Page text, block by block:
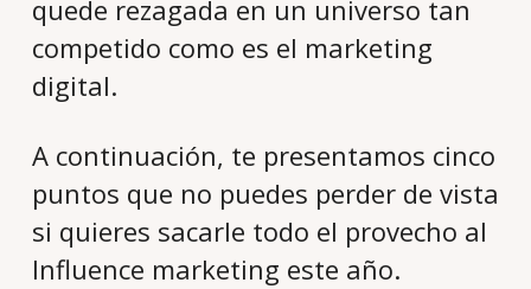
quede rezagada en un universo tan
competido como es el marketing
digital.
A continuación, te presentamos cinco
puntos que no puedes perder de vista
si quieres sacarle todo el provecho al
Influence marketing este año.